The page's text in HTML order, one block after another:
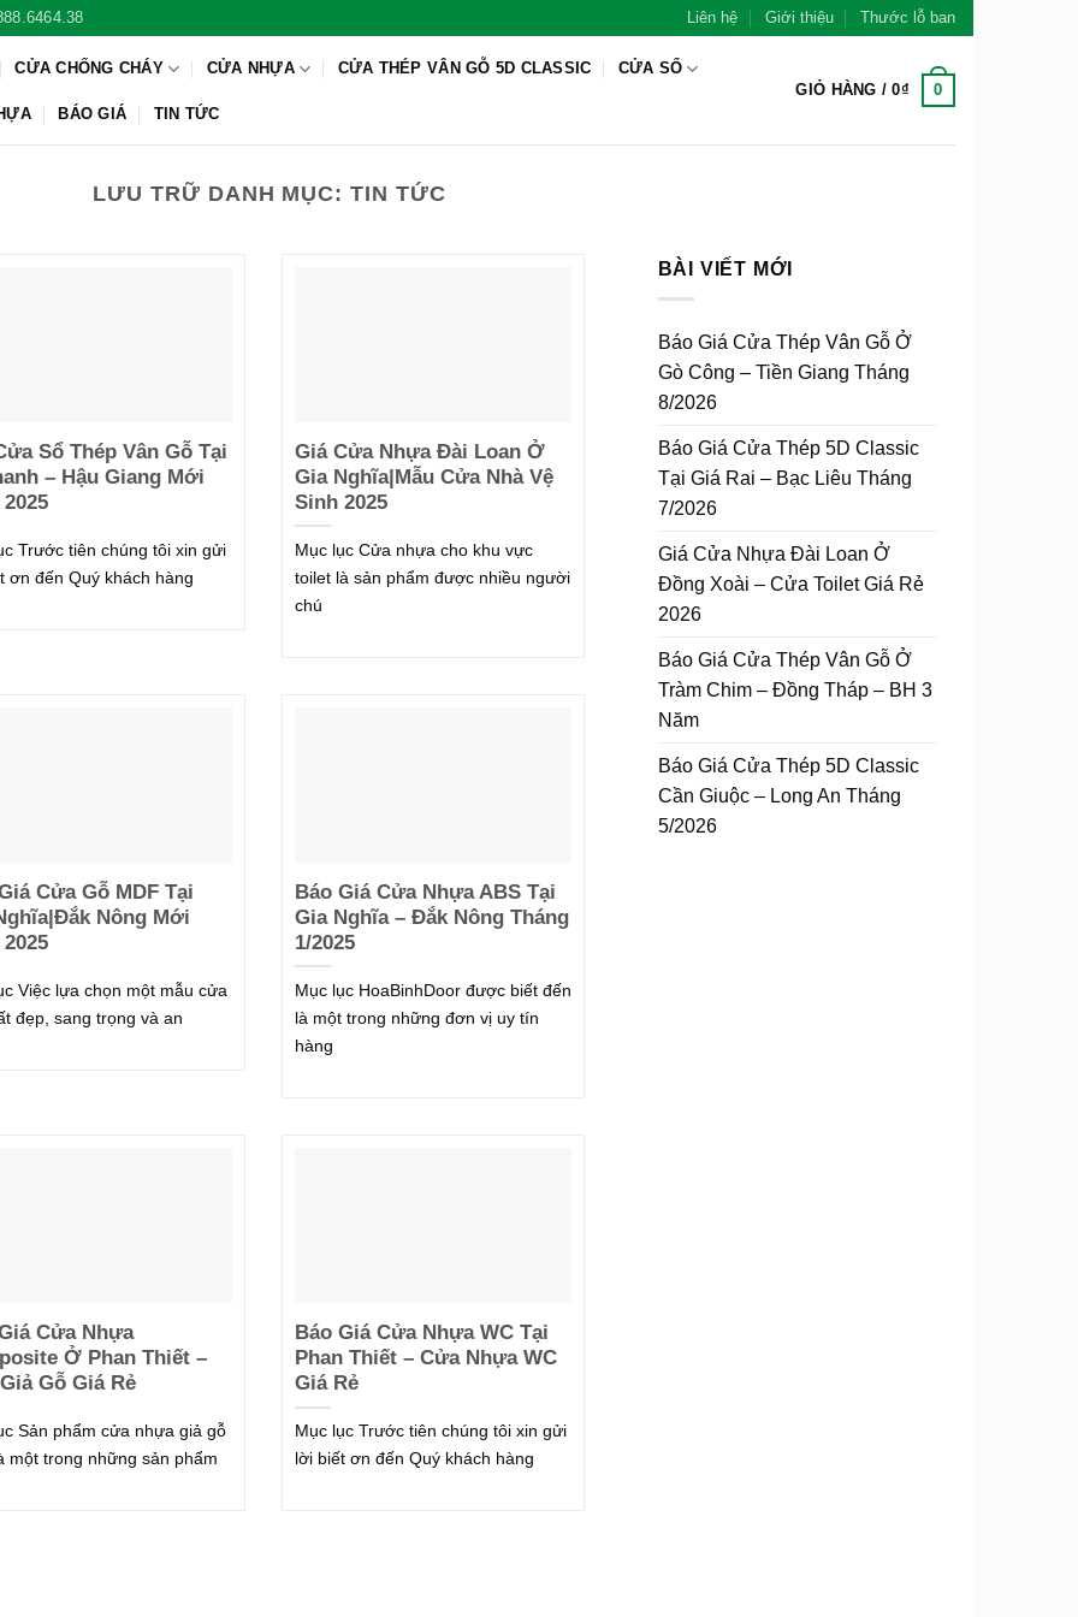
Liên hệ Giới thiệu Thước lỗ ban
CỬA CHỐNG CHÁY CỬA NHỰA CỬA THÉP VÂN GỖ 5D CLASSIC CỬA SỔ
BÁO GIÁ TIN TỨC
GIỎ HÀNG /0₫ 0
LƯU TRỮ DANH MỤC:TIN TỨC
Sổ Thép Vân Gỗ Tại
– Hậu Giang Mới
Trước tiên chúng tôi xin gửi
ơn đến Quý khách hàng
Giá Cửa Nhựa Đài Loan Ở
Gia Nghĩa|Mẫu Cửa Nhà Vệ
Sinh 2025
Mục lục Cửa nhựa cho khu vực
toilet là sản phẩm được nhiều người
chú
Cửa Gỗ MDF Tại
Nông Mới
Việc lựa chọn một mẫu cửa
đẹp, sang trọng và an
Báo Giá Cửa Nhựa ABS Tại
Gia Nghĩa – Đắk Nông Tháng
1/2025
Mục lục HoaBinhDoor được biết đến
là một trong những đơn vị uy tín
hàng
Cửa Nhựa
Ở Phan Thiết –
Gỗ Giá Rẻ
Sản phẩm cửa nhựa giả gỗ
một trong những sản phẩm
Báo Giá Cửa Nhựa WC Tại
Phan Thiết – Cửa Nhựa WC
Giá Rẻ
Mục lục Trước tiên chúng tôi xin gửi
lời biết ơn đến Quý khách hàng
BÀI VIẾT MỚI
Báo Giá Cửa Thép Vân Gỗ Ở
Gò Công – Tiền Giang Tháng
8/2026
Báo Giá Cửa Thép 5D Classic
Tại Giá Rai – Bạc Liêu Tháng
7/2026
Giá Cửa Nhựa Đài Loan Ở
Đồng Xoài – Cửa Toilet Giá Rẻ
2026
Báo Giá Cửa Thép Vân Gỗ Ở
Tràm Chim – Đồng Tháp – BH 3
Năm
Báo Giá Cửa Thép 5D Classic
Cần Giuộc – Long An Tháng
5/2026